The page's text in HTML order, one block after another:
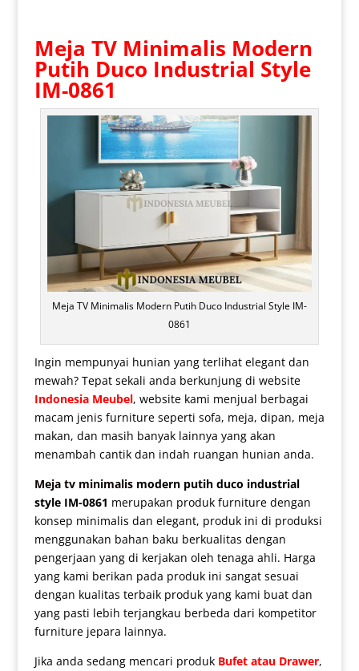
Meja TV Minimalis Modern
Putih Duco Industrial Style
IM-0861
Meja TV Minimalis Modern Putih Duco Industrial Style IM-
0861
Ingin mempunyai hunian yang terlihat elegant dan
mewah? Tepat sekali anda berkunjung di website
Indonesia Meubel, website kami menjual berbagai
macam jenis furniture seperti sofa, meja, dipan, meja
makan, dan masih banyak lainnya yang akan
menambah cantik dan indah ruangan hunian anda.
Meja tv minimalismodern putih duco industrial
style IM-0861 merupakan produk furniture dengan
konsep minimalis dan elegant, produk ini di produksi
menggunakan bahan baku berkualitas dengan
pengerjaan yang di kerjakan oleh tenaga ahli. Harga
yang kami berikan pada produk ini sangat sesuai
dengan kualitas terbaik produk yang kami buat dan
yang pasti lebih terjangkau berbeda dari kompetitor
furniture jepara lainnya.
Jika anda sedang mencari produk Bufet atau Drawer,